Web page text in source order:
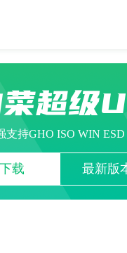
超级
支持GHO ISO WIN
载 最新版